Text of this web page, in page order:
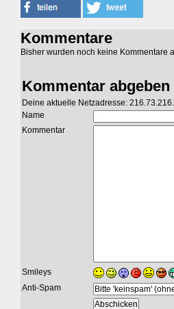
Kommentare
Bisher wurden noch keine Kommentare
Kommentar abgeben
Deine aktuelle Netzadresse:
Name
Kommentar
Smileys
Anti-Spam